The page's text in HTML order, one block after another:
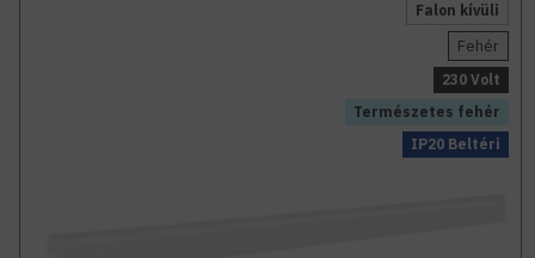
Természetes fehér
Falon kívüli
IP20 Beltéri
Fehér
230 Volt